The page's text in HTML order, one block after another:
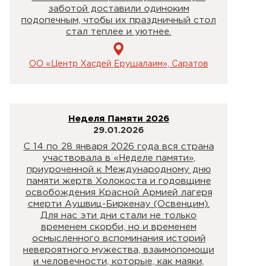
заботой доставили одиноким
подопечным, чтобы их праздничный стол
стал теплее и уютнее.
ОО «Центр Хасдей Ерушалаим», Саратов
Неделя Памяти 2026
29.01.2026
С 14 по 28 января 2026 года вся страна
участвовала в «Неделе памяти»,
приуроченной к Международному дню
памяти жертв Холокоста и годовщине
освобождения Красной Армией лагеря
смерти Аушвиц-Биркенау (Освенцим).
Для нас эти дни стали не только
временем скорби, но и временем
осмысленного вспоминания историй
невероятного мужества, взаимопомощи
и человечности, которые, как маяки,